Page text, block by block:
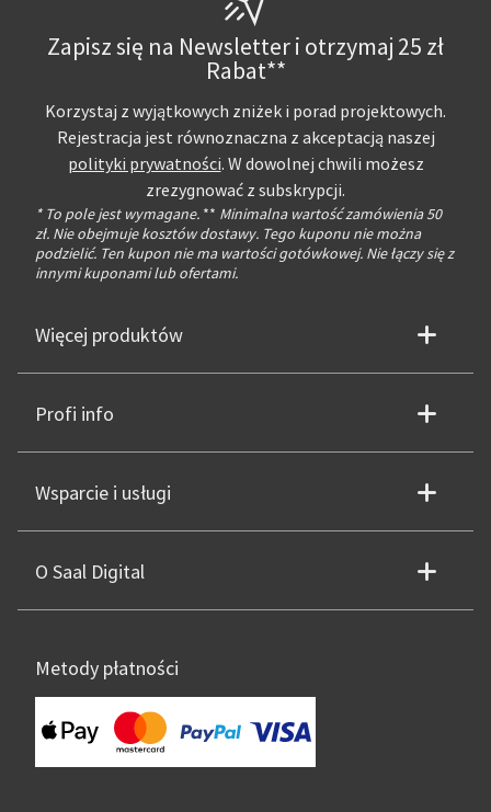
Zapisz się na Newsletter i otrzymaj 25 zł
Rabat**
Korzystaj z wyjątkowych zniżek i porad projektowych.
Rejestracja jest równoznaczna z akceptacją naszej
polityki prywatności. W dowolnej chwili możesz
zrezygnować z subskrypcji.
* To pole jest wymagane. ** Minimalna wartość zamówienia 50
zł. Nie obejmuje kosztów dostawy. Tego kuponu nie można
podzielić. Ten kupon nie ma wartości gotówkowej. Nie łączy się z
innymi kuponami lub ofertami.
Więcej produktów
Profi info
Wsparcie i usługi
O Saal Digital
Metody płatności